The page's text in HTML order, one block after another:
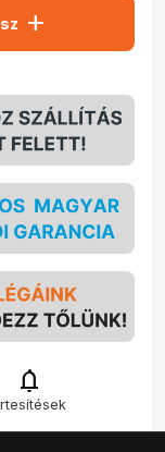
add
notifications